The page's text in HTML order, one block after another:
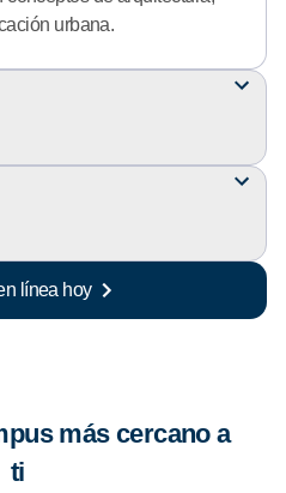
urbana.
línea hoy
más cercano a
ti